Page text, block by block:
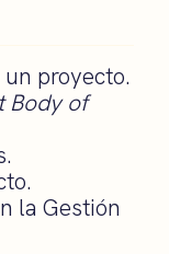
proyecto.
Body of
la Gestión